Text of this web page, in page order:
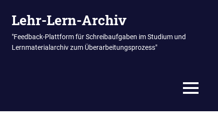
InhaltLehr-Lern-Archiv
"Feedback-Plattform für Schreibaufgaben im Studium und
Lernmaterialarchiv zum Überarbeitungsprozess"
MENÜ